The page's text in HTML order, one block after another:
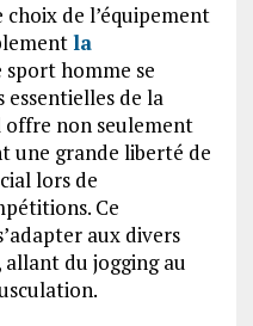
de l’équipement
la
sport homme se
essentielles de la
offre non seulement
une grande liberté de
lors de
Ce
aux divers
du jogging au